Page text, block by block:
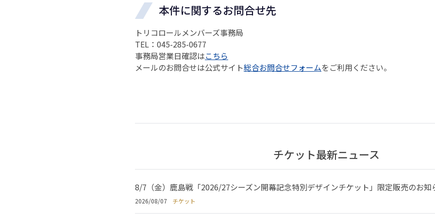
本件に関するお問合せ先
トリコロールメンバーズ事務局
TEL：045-285-0677
事務局営業日確認はこちら
メールのお問合せは公式サイト総合お問合せフォームをご利用ください。
チケット最新ニュース
8/7（金）鹿島戦「2026/27シーズン開幕記念特別デザインチケット」限定販売のお知
2026/08/07 チケット